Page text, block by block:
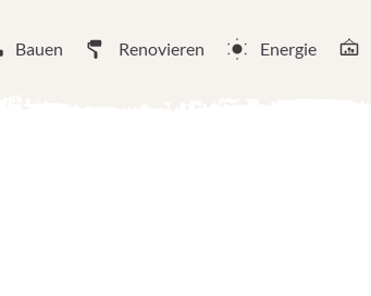
Bauen Renovieren Energie